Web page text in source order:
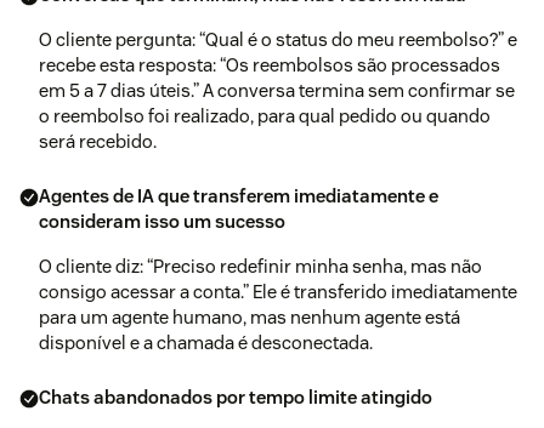
O cliente pergunta: “Qual é o status do meu reembolso?” e
recebe esta resposta: “Os reembolsos são processados
em 5 a 7 dias úteis.” A conversa termina sem confirmar se
o reembolso foi realizado, para qual pedido ou quando
será recebido.
Agentes de IA que transferem imediatamente e
consideram isso um sucesso
O cliente diz: “Preciso redefinir minha senha, mas não
consigo acessar a conta.” Ele é transferido imediatamente
para um agente humano, mas nenhum agente está
disponível e a chamada é desconectada.
Chats abandonados por tempo limite atingido